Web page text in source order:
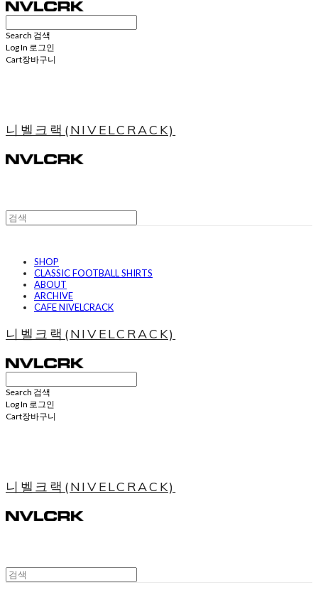
Search 검색
Log In 로그인
Cart장바구니
니벨크랙(NIVELCRACK)
SHOP
CLASSIC FOOTBALL SHIRTS
ABOUT
ARCHIVE
CAFE NIVELCRACK
니벨크랙(NIVELCRACK)
Search 검색
Log In 로그인
Cart장바구니
니벨크랙(NIVELCRACK)